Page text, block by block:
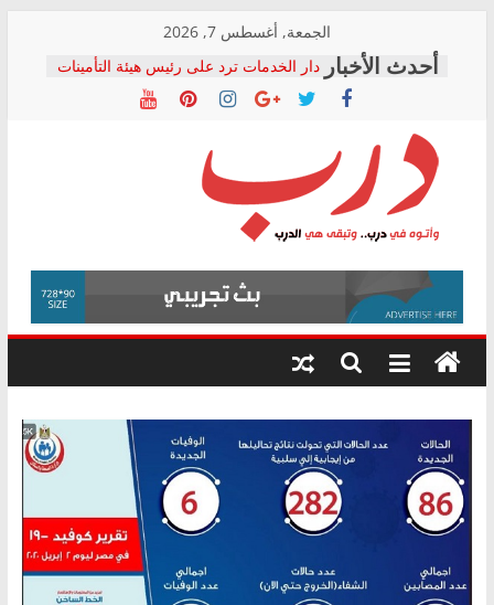
content
الجمعة, أغسطس 7, 2026
دار الخدمات ترد على رئيس هيئة التأمينات
بعد مؤتمره الصحفي: إنكار الأزمة لا ينهي
معاناة أصحاب المعاشات.. ونطالب بكشف
فرحات سليمان يكتب: القطاع الصحي إلى
أين؟
حزب التحالف الشعبي يطلق لجنة “الحق
في الصحة” بالإسكندرية لرصد الانتهاكات
ودعم المرضى
الوزاري لمدينة الصحفيين.. وانتهاء أعمال
إنشاء المبنى الإداري
المجلس القومي لحقوق الإنسان يعلن
متابعة قضية الدكتور محمد زهران.. ويؤكد:
قرينة البراءة وضمانات المحاكمة العادلة
درب
وأتوه
درب..
وتبقى
هي